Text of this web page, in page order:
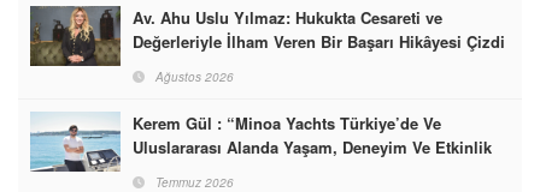
Av. Ahu Uslu Yılmaz: Hukukta Cesareti ve
Değerleriyle İlham Veren Bir Başarı Hikâyesi Çizdi
Ağustos 2026
Kerem Gül : “Minoa Yachts Türkiye’de Ve
Uluslararası Alanda Yaşam, Deneyim Ve Etkinlik
Markası Olacak”
Temmuz 2026